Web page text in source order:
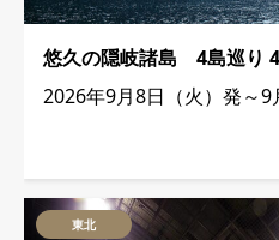
悠久の隠岐諸島 4島巡り
2026年9月8日（火）発～
東北